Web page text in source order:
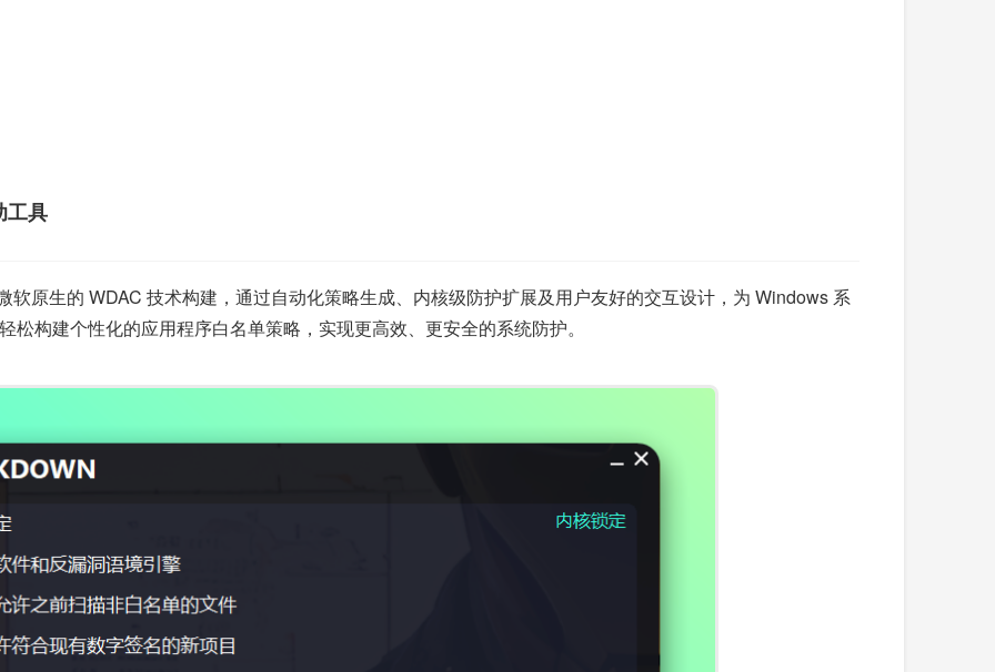
工具
原生的 WDAC 技术构建，通过自动化策略生成、内核级防护扩展及用户友好的交互设计，为 Windows 系
构建个性化的应用程序白名单策略，实现更高效、更安全的系统防护。